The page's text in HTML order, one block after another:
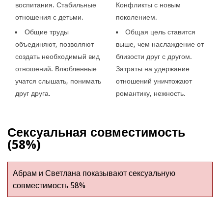
воспитания. Стабильные
отношения с детьми.
Общие труды
объединяют, позволяют
создать необходимый вид
отношений. Влюбленные
учатся слышать, понимать
друг друга.
Конфликты с новым
поколением.
Общая цель ставится
выше, чем наслаждение от
близости друг с другом.
Затраты на удержание
отношений уничтожают
романтику, нежность.
Сексуальная совместимость
(58%)
Абрам и Светлана показывают сексуальную
совместимость 58%